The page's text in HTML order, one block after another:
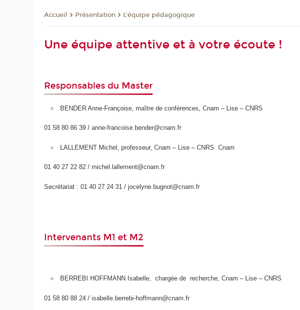
Accueil Présentation L'équipe pédagogique
Une équipe attentive et à votre écoute !
Responsables du Master
BENDER Anne-Françoise, maître de conférences, Cnam – Lise – CNRS
01 58 80 86 39 / anne-francoise.bender@cnam.fr
LALLEMENT Michel, professeur, Cnam – Lise – CNRS Cnam
01 40 27 22 82 / michel.lallement@cnam.fr
Secrétariat : 01 40 27 24 31 / jocelyne.bugnot@cnam.fr
Intervenants M1 et M2
BERREBI HOFFMANN Isabelle, chargée de recherche, Cnam – Lise – CNRS
01 58 80 88 24 / isabelle.berrebi-hoffmann@cnam.fr